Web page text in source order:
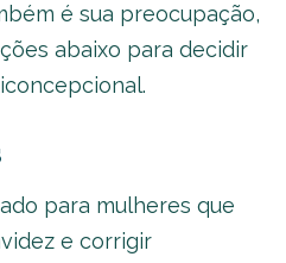
é sua preocupação,
abaixo para decidir
para mulheres que
e corrigir